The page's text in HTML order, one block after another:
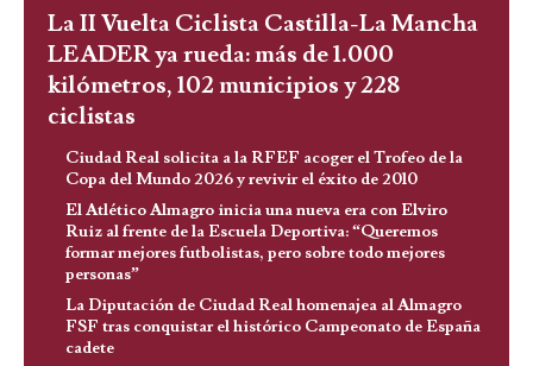
La II Vuelta Ciclista Castilla-La Mancha
LEADER ya rueda: más de 1.000
kilómetros, 102 municipios y 228
ciclistas
Ciudad Real solicita a la RFEF acoger el Trofeo de la
Copa del Mundo 2026 y revivir el éxito de 2010
El Atlético Almagro inicia una nueva era con Elviro
Ruiz al frente de la Escuela Deportiva: “Queremos
formar mejores futbolistas, pero sobre todo mejores
personas”
La Diputación de Ciudad Real homenajea al Almagro
FSF tras conquistar el histórico Campeonato de España
cadete